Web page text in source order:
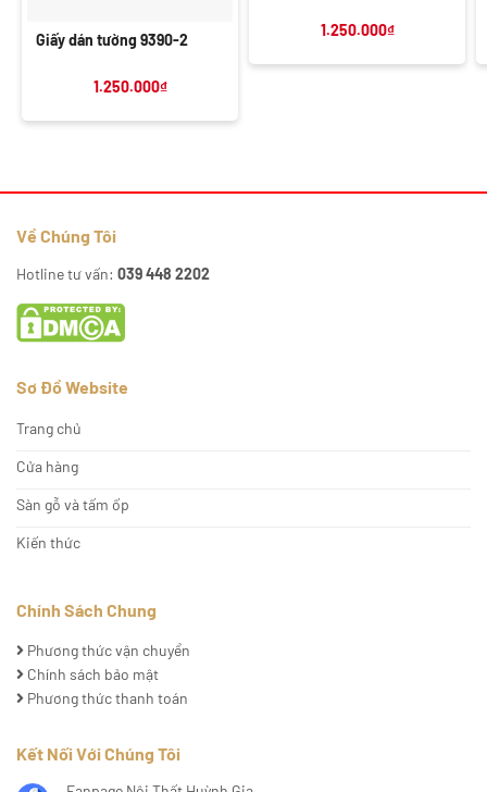
Giấy dán tường 9390-2
1.250.000₫
1.250.000₫
Về Chúng Tôi
Hotline tư vấn: 039 448 2202
Sơ Đồ Website
Trang chủ
Cửa hàng
Sàn gỗ và tấm ốp
Kiến thức
Chính Sách Chung
Phương thức vận chuyển
Chính sách bảo mật
Phương thức thanh toán
Kết Nối Với Chúng Tôi